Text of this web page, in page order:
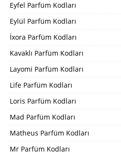
Eyfel Parfüm Kodları
Eylül Parfüm Kodları
İxora Parfüm Kodları
Kavaklı Parfüm Kodları
Layomi Parfüm Kodları
Life Parfüm Kodları
Loris Parfüm Kodları
Mad Parfüm Kodları
Matheus Parfüm Kodları
Mr Parfüm Kodları